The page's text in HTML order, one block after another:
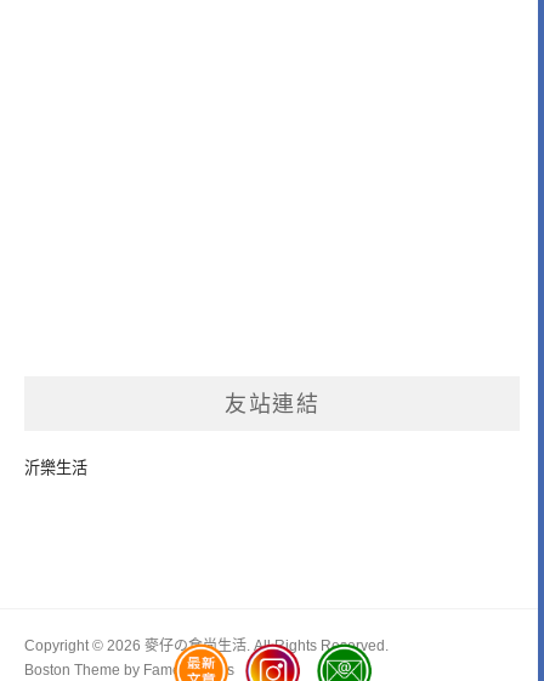
友站連結
沂樂生活
Copyright © 2026 麥仔の食尚生活. All Rights Reserved.
Boston Theme by FameThemes